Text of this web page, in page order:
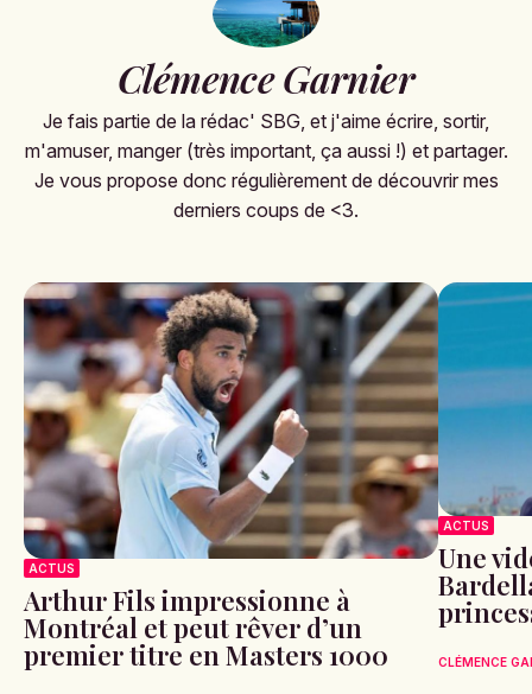
Clémence Garnier
Je fais partie de la rédac' SBG, et j'aime écrire, sortir,
m'amuser, manger (très important, ça aussi !) et partager.
Je vous propose donc régulièrement de découvrir mes
derniers coups de <3.
ACTUS
Arthur Fils impressionne à
Montréal et peut rêver d’un
premier titre en Masters 1000
ACTUS
Une
CLÉMENCE